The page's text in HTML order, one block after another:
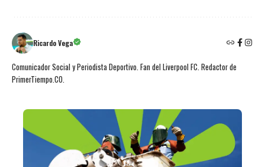
Ricardo Vega
Comunicador Social y Periodista Deportivo. Fan del Liverpool FC. Redactor de
PrimerTiempo.CO.